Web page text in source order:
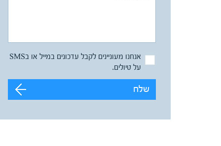
אנחנו מעוניינים לקבל עדכונים במייל או בSMS
על טיולים.
שלח